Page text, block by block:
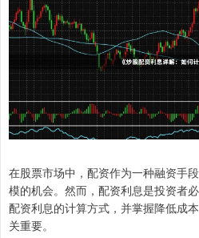
在股票市场中，配资作为一种融资手
模的机会。然而，配资利息是投资者
配资利息的计算方式，并掌握降低成
关重要。